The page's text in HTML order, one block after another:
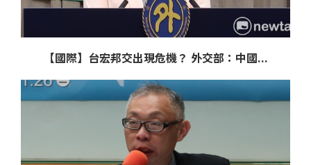
【國際】台宏邦交出現危機？ 外交部：中國...